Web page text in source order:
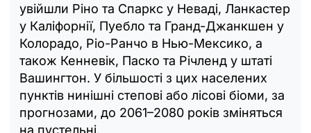
увійшли Ріно та Спаркс у Неваді, Ланкастер
у Каліфорнії, Пуебло та Гранд-Джанкшен у
Колорадо, Ріо-Ранчо в Нью-Мексико, а
також Кенневік, Паско та Річленд у штаті
Вашингтон. У більшості з цих населених
пунктів нинішні степові або лісові біоми, за
прогнозами, до 2061–2080 років зміняться